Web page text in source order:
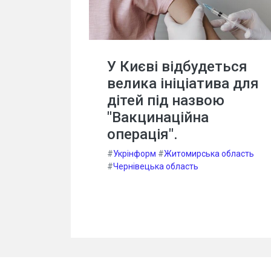
У Києві відбудеться
велика ініціатива для
дітей під назвою
"Вакцинаційна
операція".
#Укрінформ #Житомирська область
#Чернівецька область